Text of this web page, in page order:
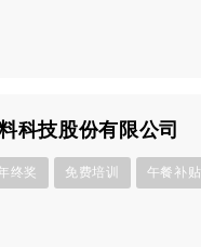
科技股份有限公司
终奖 免费培训 午餐补贴